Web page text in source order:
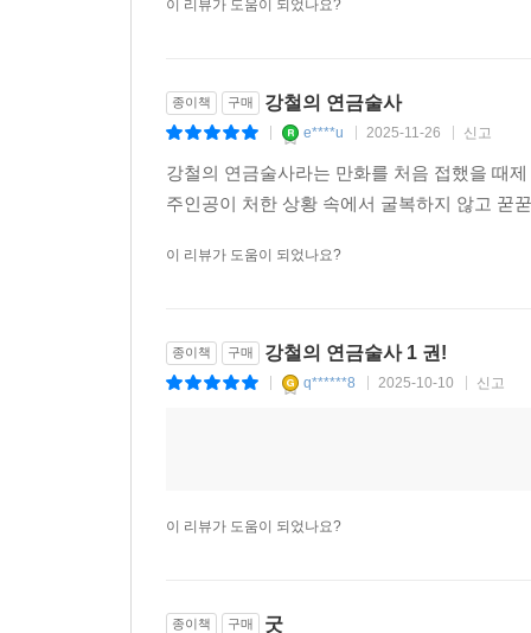
이 리뷰가 도움이 되었나요?
종이책 구매 강철의 연금술사
e****u 2025-11-26 신고
강철의 연금술사라는 만화를 처음 접했을 때
주인공이 처한 상황 속에서 굴복하지 않고 꾿
이 리뷰가 도움이 되었나요?
종이책 구매 강철의 연금술사 1 권!
q******8 2025-10-10 신고
이 리뷰가 도움이 되었나요?
종이책 구매 굿